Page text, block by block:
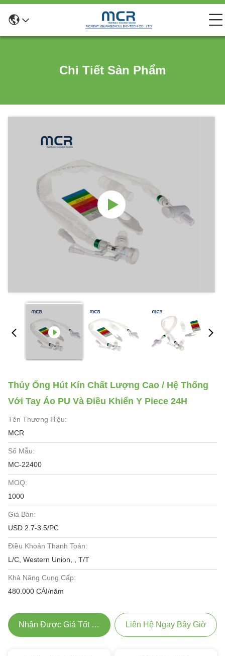
Chi Tiết Sản Phẩm
Thủy Ống Hút Kín Chất Lượng Cao / Hệ Thống
Với Tay Áo PU Và Điều Khiển Y Piece 24H
Tên Thương Hiệu:
MCR
Số Mẫu:
MC-22400
MOQ:
1000
Giá Bán:
USD 2.7-3.5/PC
Điều Khoản Thanh Toán:
L/C, Western Union, , T/T
Khả Năng Cung Cấp:
480.000 CÁI/năm
Nhận Được Giá Tốt Nhất Liên Hệ Ngay Bây Giờ